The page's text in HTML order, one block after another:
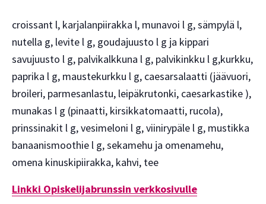
croissant l, karjalanpiirakka l, munavoi l g, sämpylä l,
nutella g, levite l g, goudajuusto l g ja kippari
savujuusto l g, palvikalkkuna l g, palvikinkku l g,kurkku,
paprika l g, maustekurkku l g, caesarsalaatti (jäävuori,
broileri, parmesanlastu, leipäkrutonki, caesarkastike ),
munakas l g (pinaatti, kirsikkatomaatti, rucola),
prinssinakit l g, vesimeloni l g, viinirypäle l g, mustikka
banaanismoothie l g, sekamehu ja omenamehu,
omena kinuskipiirakka, kahvi, tee
Linkki Opiskelijabrunssin verkkosivulle